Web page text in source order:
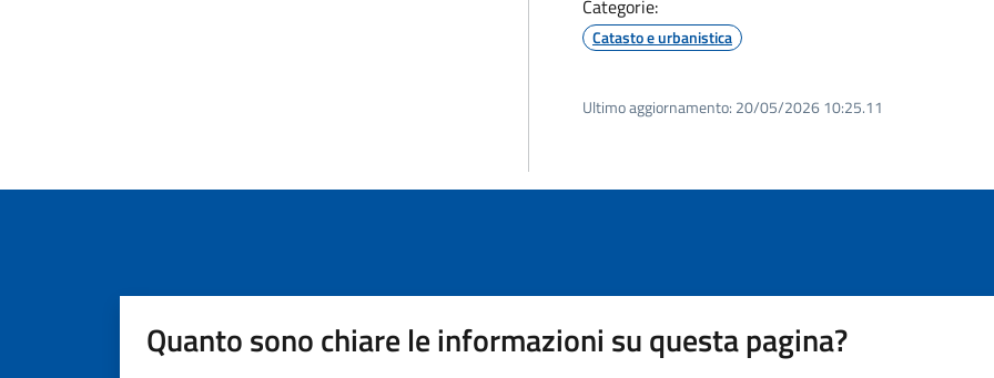
Categorie:
Catasto e urbanistica
Ultimo aggiornamento: 20/05/2026 10:25.11
Quanto sono chiare le informazioni su questa pagina?